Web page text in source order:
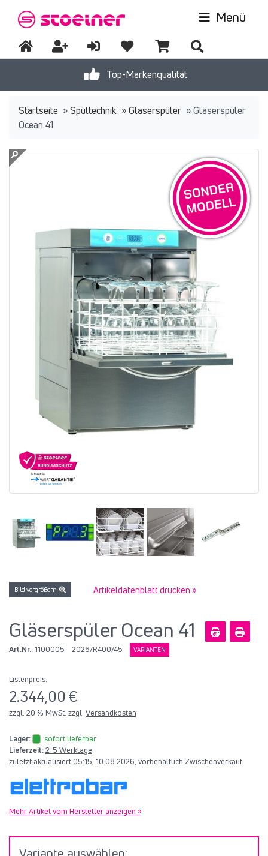
Top-Markenqualität
Menü
Startseite »Spültechnik »Gläserspüler »Gläserspüler
Ocean 41
Bild vergrößern Artikeldatenblatt drucken »
Gläserspüler Ocean 41
Art.Nr.: 1100005 2026/R400/45 VARIANTEN
Listenpreis:
2.344,00 €
zzgl. 20 % MwSt. zzgl. Versandkosten
Lager:
sofort lieferbar
Lieferzeit:2-5 Werktage
zuletzt aktualisiert 05:15, 10.08.2026, vorbehaltlich Zwischenverkauf
Mehr Artikel vom Hersteller anzeigen »